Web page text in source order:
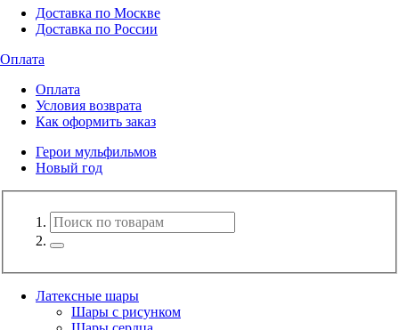
Доставка по Москве
Доставка по России
Оплата
Оплата
Условия возврата
Как оформить заказ
Герои мульфильмов
Новый год
Латексные шары
Шары с рисунком